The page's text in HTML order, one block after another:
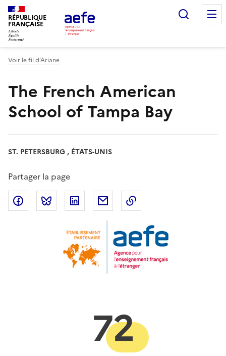
Aller
au
contenu
principal
RÉPUBLIQUE
FRANÇAISE
Voir le fil d’Ariane
The French American
School of Tampa Bay
ST. PETERSBURG , ÉTATS-UNIS
Partager la page
Partager sur Facebook
Partager sur Bluesky
Partager sur LinkedIn
Partager par email
72